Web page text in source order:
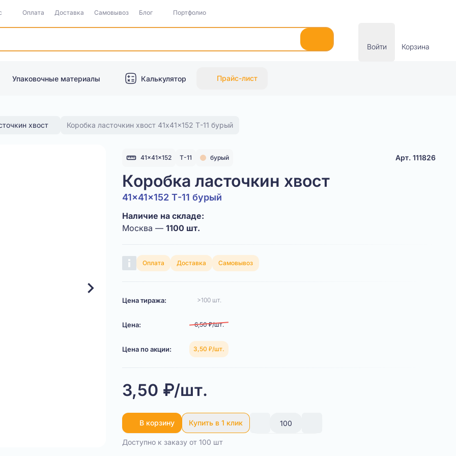
Оплата Доставка Самовывоз Блог Портфолио
Войти Корзина
Упаковочные материалы Калькулятор Прайс-лист
хвост Коробка ласточкин хвост 41x41x152 Т-11 бурый
41x41x152 Т-11 бурый Арт. 111826
Коробка ласточкин хвост
41x41x152 Т-11 бурый
Наличие на складе:
Москва — 1100 шт.
Оплата Доставка Самовывоз
Цена тиража: >100 шт.
Цена: 6,50 ₽/шт.
Цена по акции: 3,50 ₽/шт.
3,50 ₽/шт.
В корзину Купить в 1 клик
Доступно к заказу от 100 шт